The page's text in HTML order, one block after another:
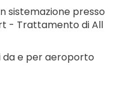
sistemazione presso
- Trattamento di All
e per aeroporto